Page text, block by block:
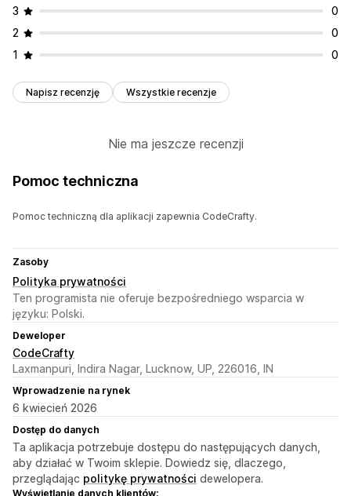
3
0
2
0
1
0
Napisz recenzję Wszystkie recenzje
Nie ma jeszcze recenzji
Pomoc techniczna
Pomoc techniczną dla aplikacji zapewnia CodeCrafty.
Zasoby
Polityka prywatności
Ten programista nie oferuje bezpośredniego wsparcia w
języku: Polski.
Deweloper
CodeCrafty
Laxmanpuri, Indira Nagar, Lucknow, UP, 226016, IN
Wprowadzenie na rynek
6 kwiecień 2026
Dostęp do danych
Ta aplikacja potrzebuje dostępu do następujących danych,
aby działać w Twoim sklepie. Dowiedz się, dlaczego,
przeglądając politykę prywatności dewelopera.
Wyświetlanie danych klientów: